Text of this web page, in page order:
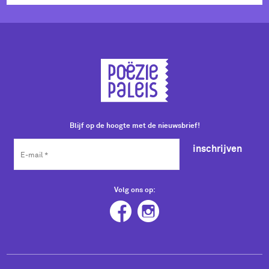
Blijf op de hoogte met de nieuwsbrief!
inschrijven
Volg ons op: